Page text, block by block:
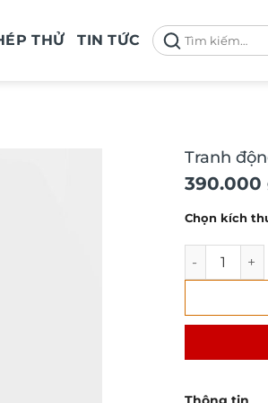
THỬ TIN TỨC
Tìm
kiếm:
Tranh
390.000
Khoảng
giá:
390.000 ₫
750.000
Chọn kích
Tranh động